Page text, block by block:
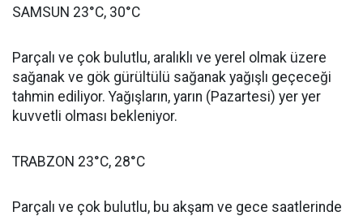
SAMSUN 23°C, 30°C
Parçalı ve çok bulutlu, aralıklı ve yerel olmak üzere
sağanak ve gök gürültülü sağanak yağışlı geçeceği
tahmin ediliyor. Yağışların, yarın (Pazartesi) yer yer
kuvvetli olması bekleniyor.
TRABZON 23°C, 28°C
Parçalı ve çok bulutlu, bu akşam ve gece saatlerinde